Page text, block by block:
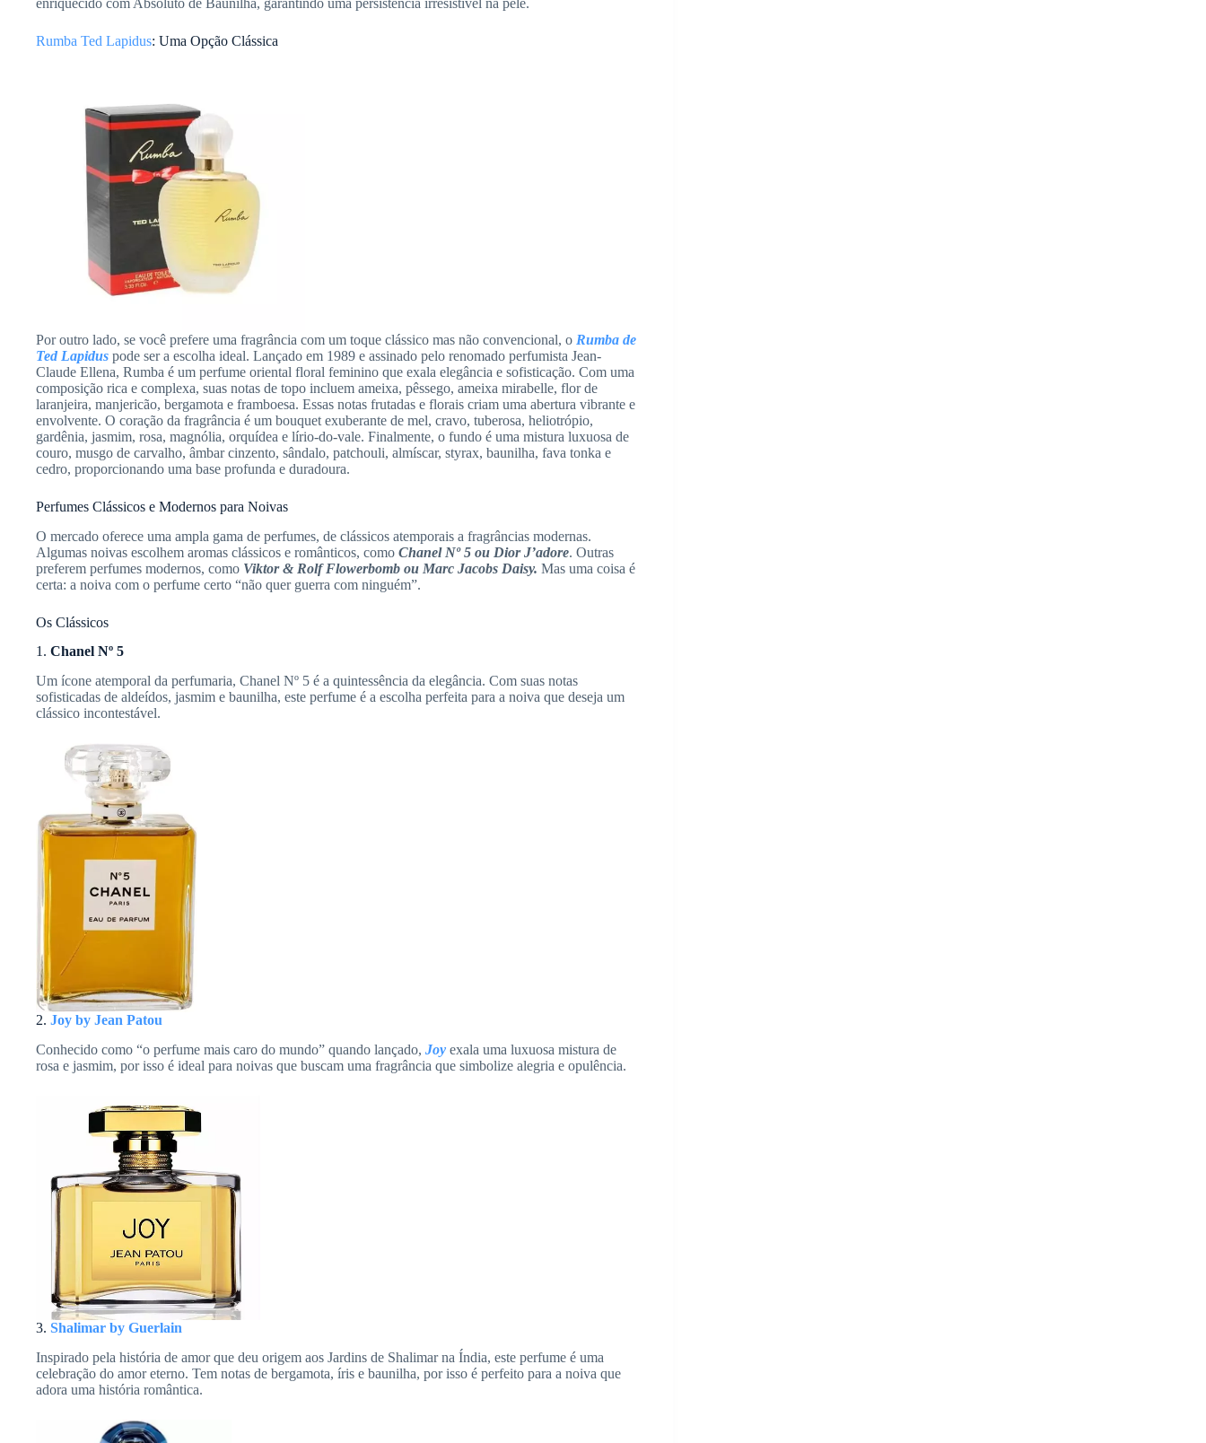
enriquecido com Absoluto de Baunilha, garantindo uma persistência irresistível na pele.
Rumba Ted Lapidus: Uma Opção Clássica
Por outro lado, se você prefere uma fragrância com um toque clássico mas não convencional, o Rumba de
Ted Lapidus pode ser a escolha ideal. Lançado em 1989 e assinado pelo renomado perfumista Jean-
Claude Ellena, Rumba é um perfume oriental floral feminino que exala elegância e sofisticação. Com uma
composição rica e complexa, suas notas de topo incluem ameixa, pêssego, ameixa mirabelle, flor de
laranjeira, manjericão, bergamota e framboesa. Essas notas frutadas e florais criam uma abertura vibrante e
envolvente. O coração da fragrância é um bouquet exuberante de mel, cravo, tuberosa, heliotrópio,
gardênia, jasmim, rosa, magnólia, orquídea e lírio-do-vale. Finalmente, o fundo é uma mistura luxuosa de
couro, musgo de carvalho, âmbar cinzento, sândalo, patchouli, almíscar, styrax, baunilha, fava tonka e
cedro, proporcionando uma base profunda e duradoura.
Perfumes Clássicos e Modernos para Noivas
O mercado oferece uma ampla gama de perfumes, de clássicos atemporais a fragrâncias modernas.
Algumas noivas escolhem aromas clássicos e românticos, como Chanel Nº 5 ou Dior J’adore. Outras
preferem perfumes modernos, como Viktor & Rolf Flowerbomb ou Marc Jacobs Daisy. Mas uma coisa é
certa: a noiva com o perfume certo “não quer guerra com ninguém”.
Os Clássicos
1. Chanel Nº 5
Um ícone atemporal da perfumaria, Chanel Nº 5 é a quintessência da elegância. Com suas notas
sofisticadas de aldeídos, jasmim e baunilha, este perfume é a escolha perfeita para a noiva que deseja um
clássico incontestável.
2. Joy by Jean Patou
Conhecido como “o perfume mais caro do mundo” quando lançado, Joy exala uma luxuosa mistura de
rosa e jasmim, por isso é ideal para noivas que buscam uma fragrância que simbolize alegria e opulência.
3. Shalimar by Guerlain
Inspirado pela história de amor que deu origem aos Jardins de Shalimar na Índia, este perfume é uma
celebração do amor eterno. Tem notas de bergamota, íris e baunilha, por isso é perfeito para a noiva que
adora uma história romântica.